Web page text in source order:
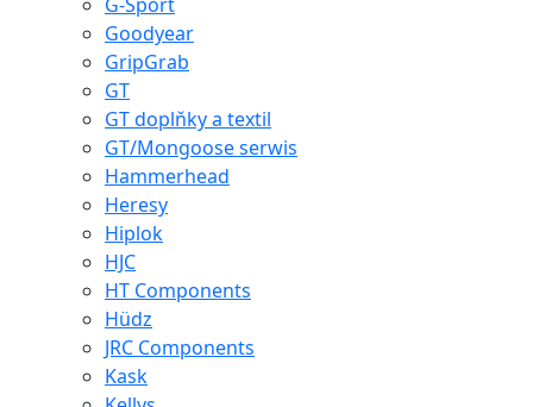
Goodyear
GripGrab
GT
GT doplňky a textil
GT/Mongoose serwis
Hammerhead
Heresy
Hiplok
HJC
HT Components
Hüdz
JRC Components
Kask